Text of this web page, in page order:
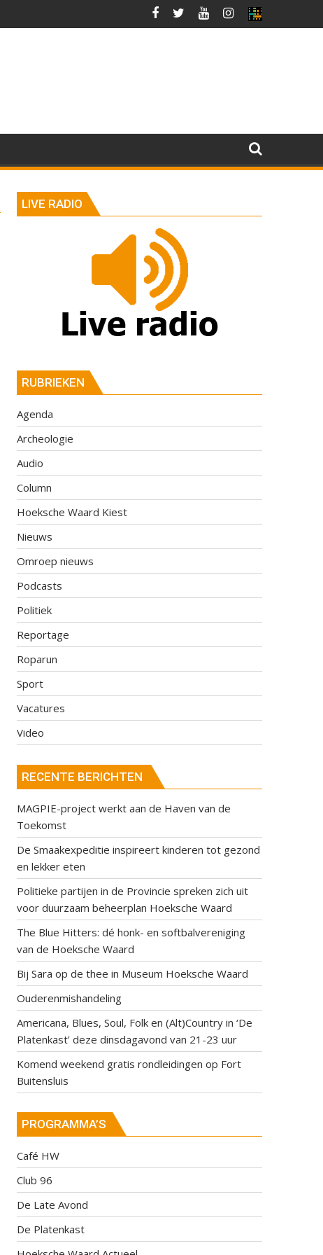
LIVE RADIO
RUBRIEKEN
Agenda
Archeologie
Audio
Column
Hoeksche Waard Kiest
Nieuws
Omroep nieuws
Podcasts
Politiek
Reportage
Roparun
Sport
Vacatures
Video
RECENTE BERICHTEN
MAGPIE-project werkt aan de Haven van de
Toekomst
De Smaakexpeditie inspireert kinderen tot gezond
en lekker eten
Politieke partijen in de Provincie spreken zich uit
voor duurzaam beheerplan Hoeksche Waard
The Blue Hitters: dé honk- en softbalvereniging
van de Hoeksche Waard
Bij Sara op de thee in Museum Hoeksche Waard
Ouderenmishandeling
Americana, Blues, Soul, Folk en (Alt)Country in ‘De
Platenkast’ deze dinsdagavond van 21-23 uur
Komend weekend gratis rondleidingen op Fort
Buitensluis
PROGRAMMA’S
Café HW
Club 96
De Late Avond
De Platenkast